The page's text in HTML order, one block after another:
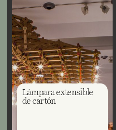
Lámpara extensible
de cartón